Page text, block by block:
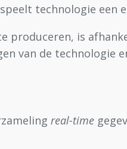
technologie een
produceren, is
van de technologie
real-time